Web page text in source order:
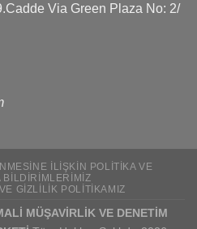
Via Green Plaza No: 2/
İLIŞKIN POLITIKA VE
BILDIRIMLERIMIZ
GIZLILIK POLITIKAMIZ
MÜŞAVİRLİK VE DENETİM